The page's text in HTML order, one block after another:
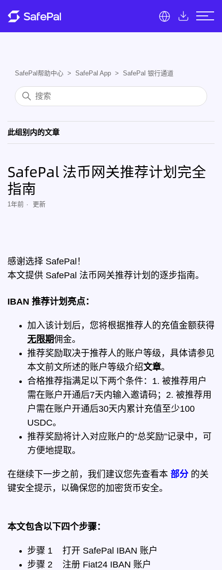
SafePal帮助中心 SafePal App SafePal 银行通道
此组别内的文章
SafePal 法币网关推荐计划完全
指南
1年前 更新
感谢选择 SafePal！
本文提供 SafePal 法币网关推荐计划的逐步指南。
IBAN 推荐计划亮点：
加入该计划后，您将根据推荐人的充值金额获得
无限期佣金。
推荐奖励取决于推荐人的账户等级，具体请参见
本文前文所述的账户等级介绍文章。
合格推荐指满足以下两个条件：1. 被推荐用户
需在账户开通后7天内输入邀请码；2. 被推荐用
户需在账户开通后30天内累计充值至少100
USDC。
推荐奖励将计入对应账户的“总奖励”记录中，可
方便地提取。
在继续下一步之前，我们建议您先查看本 部分 的关
键安全提示，以确保您的加密货币安全。
本文包含以下四个步骤：
步骤 1 打开 SafePal IBAN 账户
步骤 2 注册 Fiat24 IBAN 账户